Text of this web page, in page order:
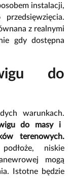
instalacji,
z realnymi
gdy dostępna
do
warunkach.
do masy i
terenowych.
niskie
mogą
Istotne będzie